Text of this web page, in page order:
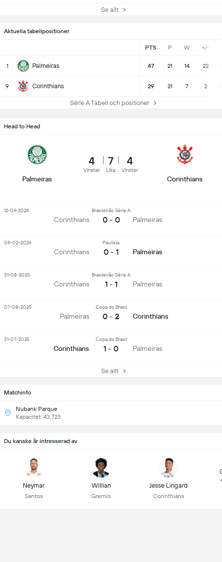
Se allt
Aktuella tabellpositioner
PTS P W +/-
1 Palmeiras 47 21 14 22
9 Corinthians 29 21 7 2
Série A Tabell och positioner
Matchinfo
Nubank Parque
Kapacitet: 43,723
Head to Head
Palmeiras
4
Vinster
7
Lika
4
Vinster
Corinthians
Corinthians
Brasileirão Série A
0 - 0 Palmeiras
12-04-2026
Corinthians
Paulista
0 - 1 Palmeiras
08-02-2026
Corinthians
Brasileirão Série A
1 - 1 Palmeiras
31-08-2025
Palmeiras
Copa do Brasil
0 - 2 Corinthians
07-08-2025
Corinthians
Copa do Brasil
1 - 0 Palmeiras
31-07-2025
Se allt
Du kanske är intresserad av
Neymar
Santos
Willian
Gremio
Jesse Lingard
Corinthians